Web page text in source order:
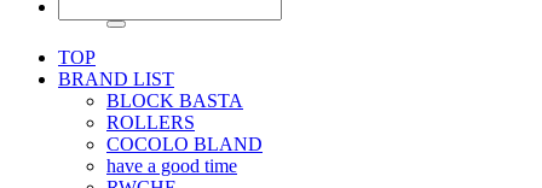
TOP
BRAND LIST
BLOCK BASTA
ROLLERS
COCOLO BLAND
have a good time